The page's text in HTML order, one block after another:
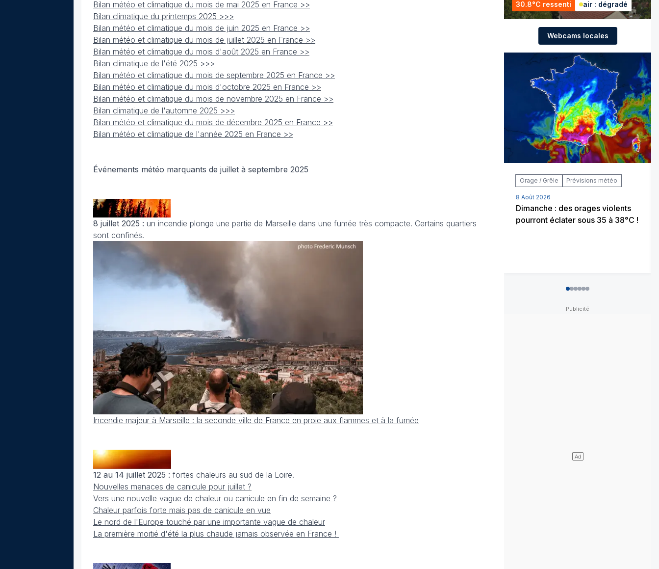
Bilan météo et climatique du mois de mai 2025 en France >>
Bilan climatique du printemps 2025 >>>
Bilan météo et climatique du mois de juin 2025 en France >>
Bilan météo et climatique du mois de juillet 2025 en France >>
Bilan météo et climatique du mois d'août 2025 en France >>
Bilan climatique de l'été 2025 >>>
Bilan météo et climatique du mois de septembre 2025 en France >>
Bilan météo et climatique du mois d'octobre 2025 en France >>
Bilan météo et climatique du mois de novembre 2025 en France >>
Bilan climatique de l'automne 2025 >>>
Bilan météo et climatique du mois de décembre 2025 en France >>
Bilan météo et climatique de l'année 2025 en France >>
Événements météo marquants de juillet à septembre 2025
8 juillet 2025 : un incendie plonge une partie de Marseille dans une fumée très compacte. Certains quartiers
sont confinés.
Incendie majeur à Marseille : la seconde ville de France en proie aux flammes et à la fumée
12 au 14 juillet 2025 : fortes chaleurs au sud de la Loire.
Nouvelles menaces de canicule pour juillet ?
Vers une nouvelle vague de chaleur ou canicule en fin de semaine ?
Chaleur parfois forte mais pas de canicule en vue
Le nord de l'Europe touché par une importante vague de chaleur
La première moitié d'été la plus chaude jamais observée en France !
30.8°C ressenti air : dégradé
Webcams locales
Orage / Grêle Prévisions météo
8 Août 2026
Dimanche : des orages violents
pourront éclater sous 35 à 38°C !
012345